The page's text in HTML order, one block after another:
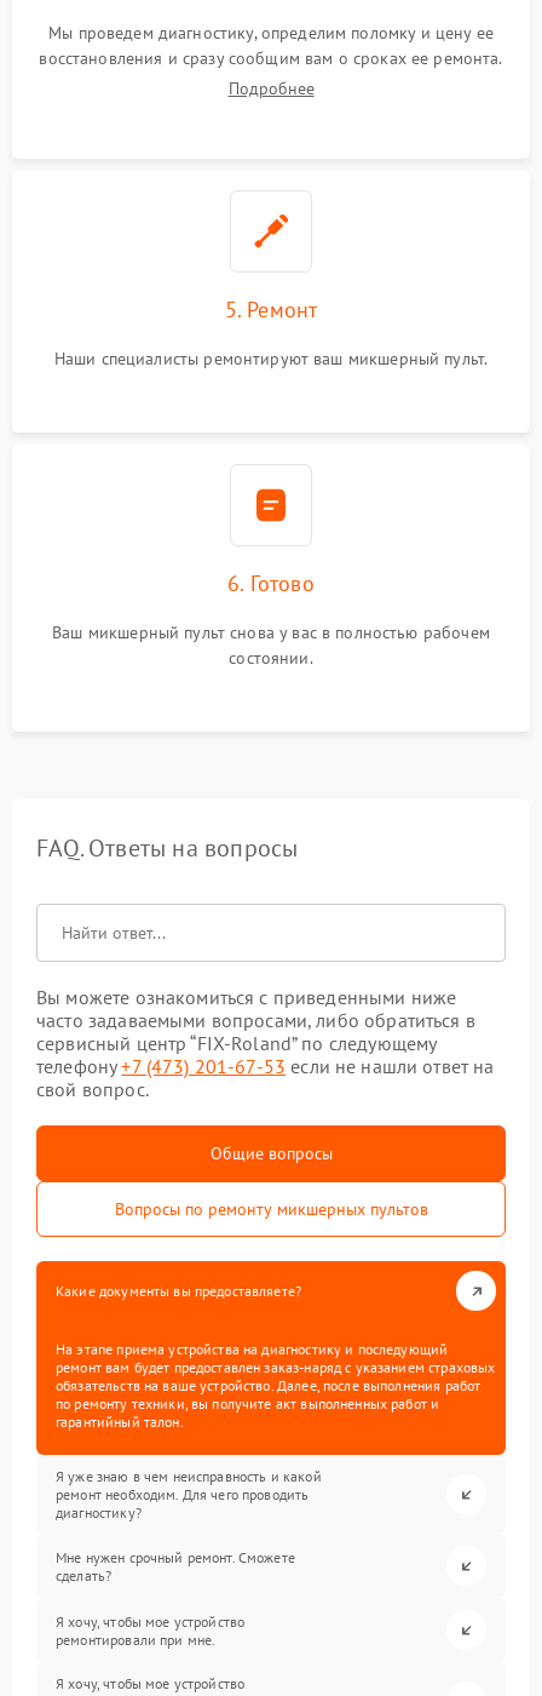
Мы проведем диагностику, определим поломку и цену ее
восстановления и сразу сообщим вам о сроках ее ремонта.
Подробнее
5. Ремонт
Наши специалисты ремонтируют ваш микшерный пульт.
6. Готово
Ваш микшерный пульт снова у вас в полностью рабочем
состоянии.
FAQ. Ответы на вопросы
Вы можете ознакомиться с приведенными ниже
часто задаваемыми вопросами, либо обратиться в
сервисный центр “FIX-Roland” по следующему
телефону+7 (473) 201-67-53 если не нашли ответ на
свой вопрос.
Общие вопросы
Вопросы по ремонту микшерных пультов
Какие документы вы предоставляете?
На этапе приема устройства на диагностику и последующий
ремонт вам будет предоставлен заказ-наряд с указанием страховых
обязательств на ваше устройство. Далее, после выполнения работ
по ремонту техники, вы получите акт выполненных работ и
гарантийный талон.
Я уже знаю в чем неисправность и какой
ремонт необходим. Для чего проводить
диагностику?
Мне нужен срочный ремонт. Сможете
сделать?
Я хочу, чтобы мое устройство
ремонтировали при мне.
Я хочу, чтобы мое устройство